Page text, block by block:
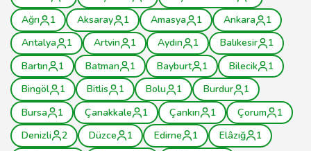
Ağrı
1 Aksaray 1 Amasya 1 Ankara
1
Antalya
1 Artvin 1 Aydın 1 Balıkesir
1
Bartın
1 Batman 1 Bayburt 1 Bilecik
1
Bingöl
1 Bitlis 1 Bolu 1 Burdur
1
Bursa
1 Çanakkale 1 Çankırı 1 Çorum
1
Denizli
2 Düzce 1 Edirne 1 Elâzığ
1